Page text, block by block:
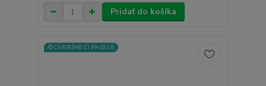
Pridať do košíka
⚙️OVERÍME ČI PASUJE